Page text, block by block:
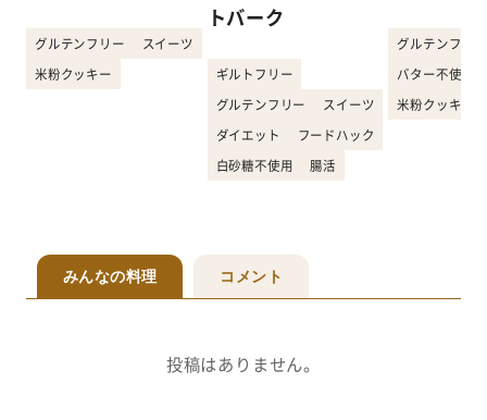
グルテンフリー スイーツ
米粉クッキー
トバーク
ギルトフリー
グルテンフリー スイーツ
ダイエット フードハック
白砂糖不使用 腸活
グルテンフリー
バター不使用
米粉クッキー
みんなの料理 コメント
投稿はありません。